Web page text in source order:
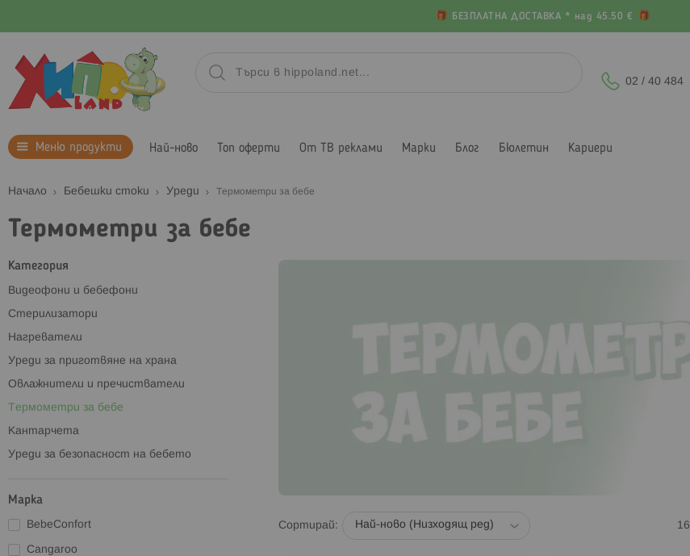
БЕЗПЛАТНА ДОСТАВКА * над 45.50 €
02 / 40 484
Меню продукти Най-ново Топ оферти От ТВ реклами Марки Блог Бюлетин Кариери
Начало Бебешки стоки Уреди Термометри за бебе
Термометри за бебе
Сортирай 16
Категория
Видеофони и бебефони
Стерилизатори
Нагреватели
Уреди за приготвяне на храна
Овлажнители и пречистватели
Термометри за бебе
Кантарчета
Уреди за безопасност на бебето
Марка
BebeConfort
Cangaroo